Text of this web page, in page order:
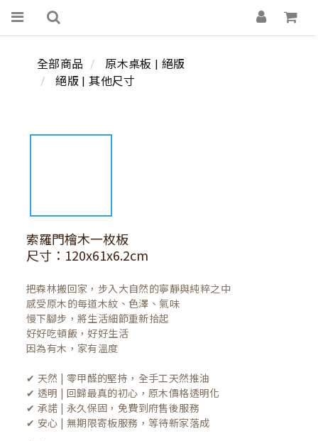
全部商品
原木桌板 | 絕版
絕版 | 其他尺寸
索羅門檜木一枚板
尺寸：120x61x6.2cm
把森林搬回家，步入大自然的寧靜與純粹之中
感受原木的每道木紋、色澤、氣味
慢下腳步，將生活細節重新拾起
好好吃頓飯，好好生活
因為有木，家有溫度
✔ 天然 | 零甲醛的堅持，全手工天然推油
✔ 透明 | 回歸最真的初心，原木價格透明化
✔ 承諾 | 永久保固，免費到府售後服務
✔ 安心 | 無期限寄板服務，等待新家落成